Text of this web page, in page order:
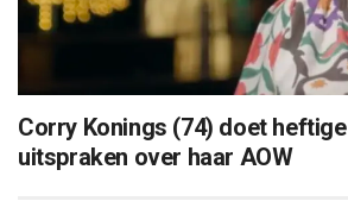
Corry Konings (74) doet heftige
uitspraken over haar AOW